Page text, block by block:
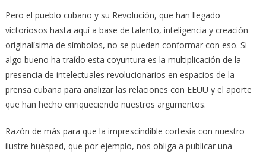
Pero el pueblo cubano y su Revolución, que han llegado
victoriosos hasta aquí a base de talento, inteligencia y creación
originalísima de símbolos, no se pueden conformar con eso. Si
algo bueno ha traído esta coyuntura es la multiplicación de la
presencia de intelectuales revolucionarios en espacios de la
prensa cubana para analizar las relaciones con EEUU y el aporte
que han hecho enriqueciendo nuestros argumentos.
Razón de más para que la imprescindible cortesía con nuestro
ilustre huésped, que por ejemplo, nos obliga a publicar una